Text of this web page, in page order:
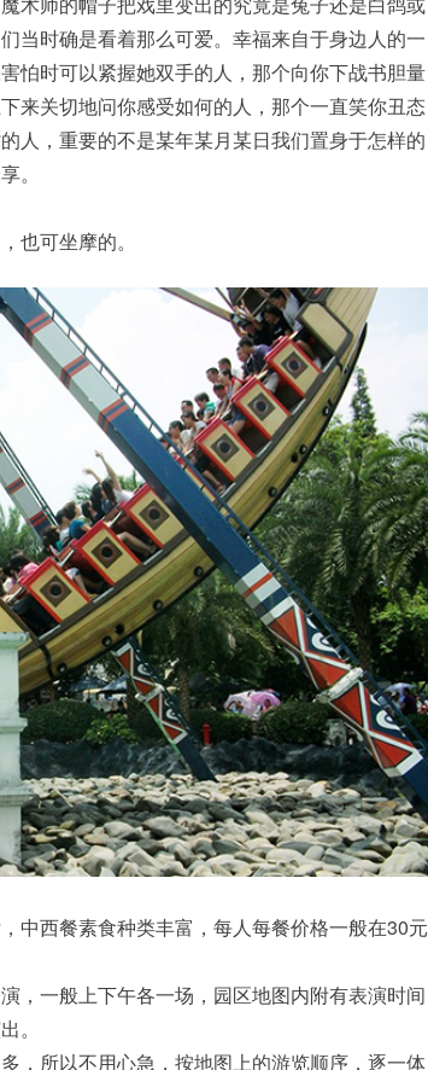
当时确是看着那么可爱。幸福来自于身边人的一
怕时可以紧握她双手的人，那个向你下战书胆量
来关切地问你感受如何的人，那个一直笑你丑态
人，重要的不是某年某月某日我们置身于怎样的
。
也可坐摩的。
中西餐素食种类丰富，每人每餐价格一般在30元
，一般上下午各一场，园区地图内附有表演时间
。
，所以不用心急，按地图上的游览顺序，逐一体